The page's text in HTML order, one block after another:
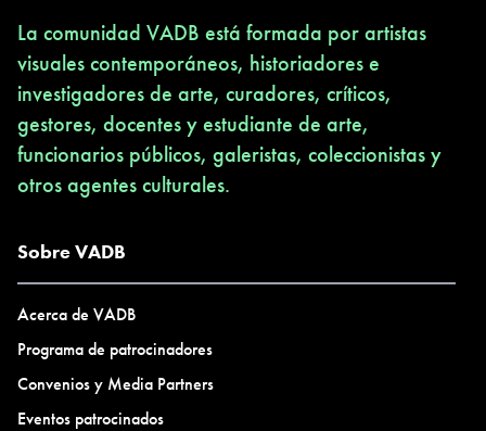
La comunidad VADB está formada por artistas
visuales contemporáneos, historiadores e
investigadores de arte, curadores, críticos,
gestores, docentes y estudiante de arte,
funcionarios públicos, galeristas, coleccionistas y
otros agentes culturales.
Sobre VADB
Acerca de VADB
Programa de patrocinadores
Convenios y Media Partners
Eventos patrocinados